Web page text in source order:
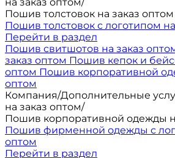
Пошив толстовок на заказ оптом
Пошив толстовок с логотипом
Перейти в раздел
Пошив свитшотов на заказ
заказ оптом Пошив кепок и
оптом Пошив корпоративной
оптом
Компания/Дополнительные
на заказ оптом/
Пошив корпоративной одежды
Пошив фирменной одежды с
оптом
Перейти в раздел